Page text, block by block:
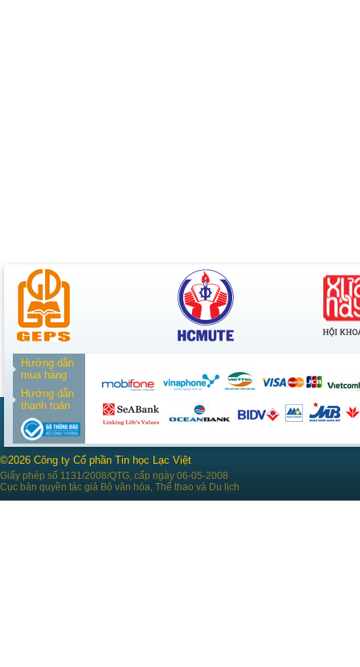
Hướng dẫn
mua hàng
Hướng dẫn
thanh toán
©2026 Công ty Cổ phần Tin học Lạc Việt
Giấy phép số 1131/2008/QTG, cấp ngày 06-05-2008
Cục bản quyền tác giả Bộ văn hóa, Thể thao và Du lịch